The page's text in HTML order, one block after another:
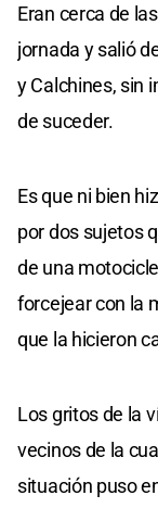
Eran cerca de
jornada y salió
y Calchines, sin
de suceder.
Es que ni bien
por dos sujetos
de una
forcejear con la
que la hicieron
Los gritos de la
vecinos de la
situación puso